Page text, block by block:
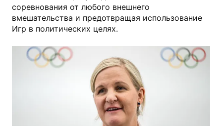
соревнования от любого внешнего
вмешательства и предотвращая использование
Игр в политических целях.